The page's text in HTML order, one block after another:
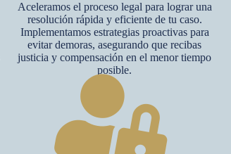
Aceleramos el proceso legal para lograr una
resolución rápida y eficiente de tu caso.
Implementamos estrategias proactivas para
evitar demoras, asegurando que recibas
justicia y compensación en el menor tiempo
posible.